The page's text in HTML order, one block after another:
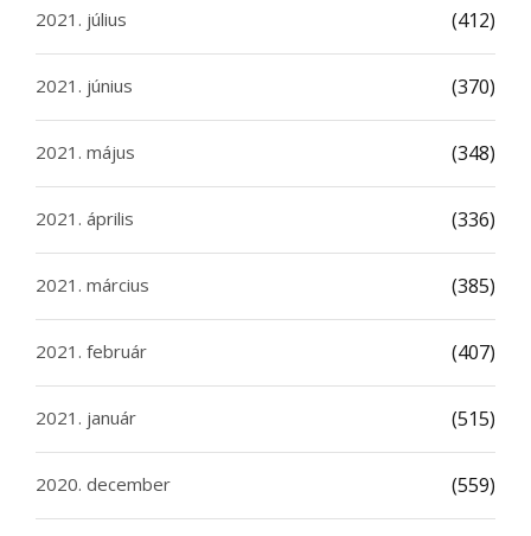
2021. július (412)
2021. június (370)
2021. május (348)
2021. április (336)
2021. március (385)
2021. február (407)
2021. január (515)
2020. december (559)